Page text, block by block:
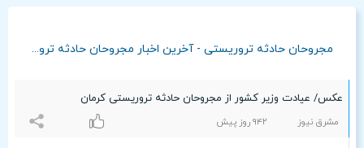
مجروحان حادثه تروریستی - آخرین اخبار مجروحان حادثه تروریستی
عکس/ عیادت وزیر کشور از مجروحان حادثه تروریستی کرمان
مشرق نیوز ٩۴۲ روز پیش